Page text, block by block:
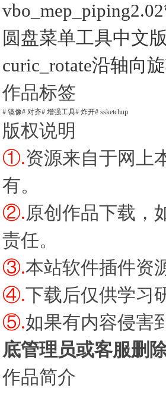
圆盘菜单工具中文
curic_rotate沿轴向
作品标签
# 镜像# 对齐# 增强工具# 炸开# ssketchup
版权说明
①.资源来自于网上
有。
②.原创作品下载，
责任。
③.本站软件插件资
④.下载后仅供学习
⑤.如果有内容侵害
底管理员或客服删
作品简介